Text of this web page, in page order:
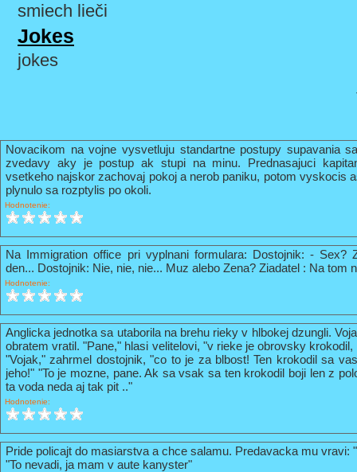
smiech lieči
Jokes
jokes
Novacikom na vojne vysvetluju standartne postupy supavania
zvedavy aky je postup ak stupi na minu. Prednasajuci
vsetkeho najskor zachovaj pokoj a nerob paniku, potom vyskocis
plynulo sa rozptylis po okoli.
Hodnotenie:
Na Immigration office pri vyplnani formulara: Dostojnik: - Sex?
den... Dostojnik: Nie, nie, nie... Muz alebo Zena? Ziadatel : Na tom
Hodnotenie:
Anglicka jednotka sa utaborila na brehu rieky v hlbokej dzungli.
obratem vratil. "Pane," hlasi velitelovi, "v rieke je obrovsky
"Vojak," zahrmel dostojnik, "co to je za blbost! Ten krokodil sa
jeho!" "To je mozne, pane. Ak sa vsak sa ten krokodil boji len z
ta voda neda aj tak pit .."
Hodnotenie:
Pride policajt do masiarstva a chce salamu. Predavacka mu vravi:
"To nevadi, ja mam v aute kanyster"